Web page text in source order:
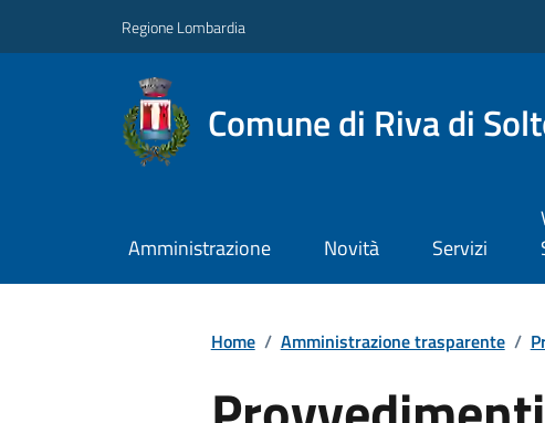
Regione Lombardia
Comune di Riva di
Amministrazione Novità Servizi
Home / Amministrazione trasparente /